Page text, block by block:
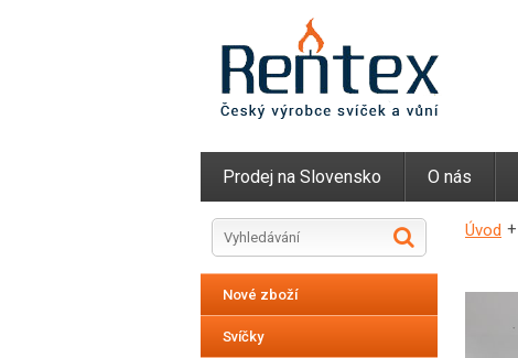
Prodej na Slovensko O nás
Nové zboží
Svíčky
Úvod